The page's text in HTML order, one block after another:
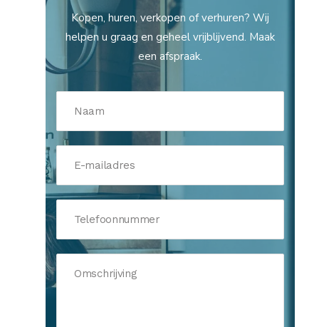
Kopen, huren, verkopen of verhuren? Wij
helpen u graag en geheel vrijblijvend. Maak
een afspraak.